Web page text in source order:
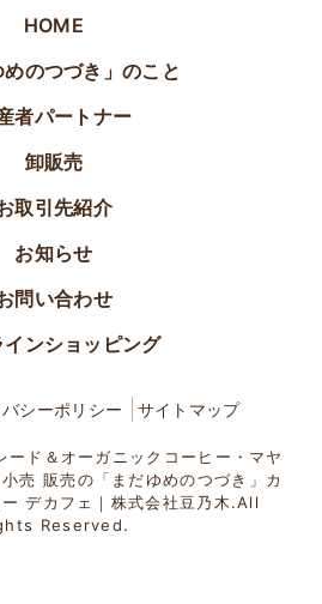
HOME
めのつづき」のこと
者パートナー
卸販売
取引先紹介
お知らせ
問い合わせ
インショッピング
シーポリシー サイトマップ
ド＆オーガニックコーヒー・マヤ
売 販売の「まだゆめのつづき」カ
デカフェ｜株式会社豆乃木.All
Reserved.